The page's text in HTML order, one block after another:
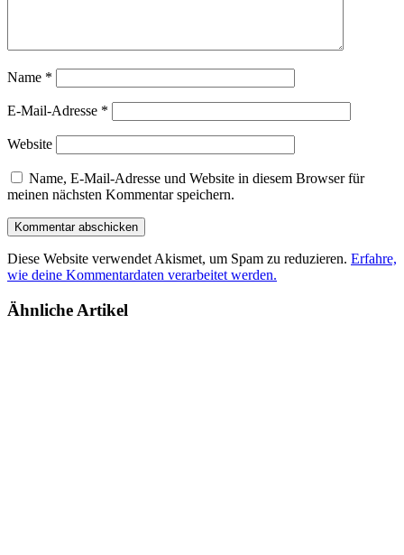
Name *
E-Mail-Adresse *
Website
Name, E-Mail-Adresse und Website in diesem Browser für
meinen nächsten Kommentar speichern.
Diese Website verwendet Akismet, um Spam zu reduzieren. Erfahre,
wie deine Kommentardaten verarbeitet werden.
Ähnliche Artikel